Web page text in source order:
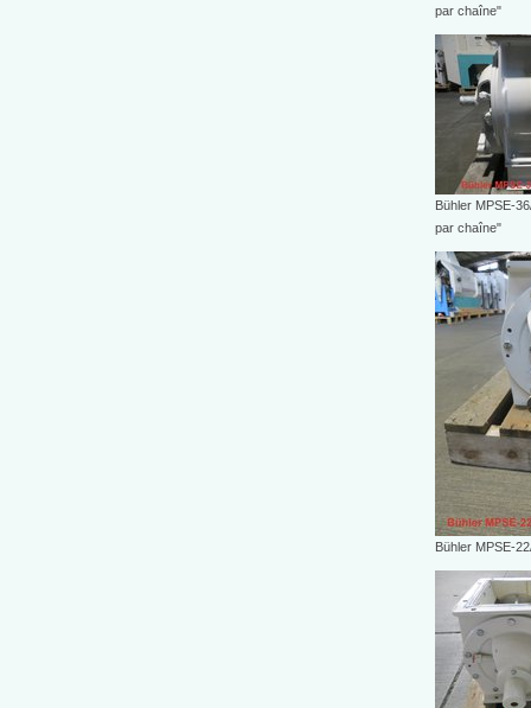
par chaîne"
Bühler MPSE-
par chaîne"
Bühler MPSE-